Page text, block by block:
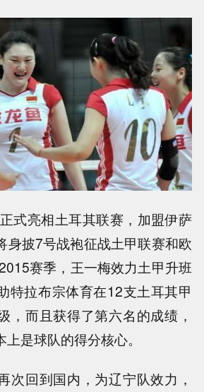
式亮相土耳其联赛，加盟伊萨
身披7号战袍征战土甲联赛和欧
赛季，王一梅效力土甲升班
特拉布宗体育在12支土耳其甲
，而且获得了第六名的成绩，
是球队的得分核心。
次回到国内，为辽宁队效力，